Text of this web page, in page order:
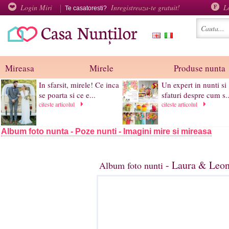
Login Miri Te casatoresti? Inregistreaza-te gratuit!
Mireasa Mirele Produse nunta
In sfarsit, mirele! Ce inca
se poarta si ce e...
citeste articolul
Un expert in nunti si
sfaturi despre cum
citeste articolul
Album foto nunta - Poze nunti - Imagini mire si mireasa
Album foto nunti - Laura &